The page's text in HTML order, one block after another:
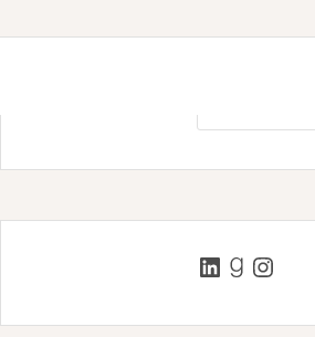
اینستاگرم
گودریدز
لینکداین